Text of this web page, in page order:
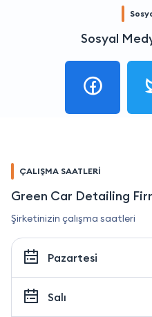
Sosyal
ÇALIŞMA SAATLERİ
Green Car Detailing
Şirketinizin çalışma saatleri
Pazartesi
Salı